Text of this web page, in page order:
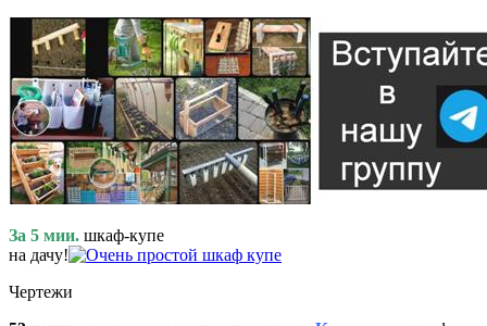
За 5 мии. шкаф-купе
на дачу!
Чертежи